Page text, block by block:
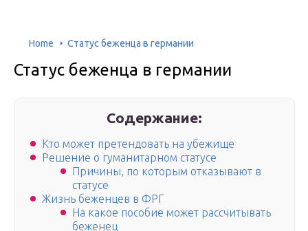
Home Статус беженца в германии
Статус беженца в германии
Содержание:
Кто может претендовать на убежище
Решение о гуманитарном статусе
Причины, по которым отказывают в
статусе
Жизнь беженцев в ФРГ
На какое пособие может рассчитывать
беженец